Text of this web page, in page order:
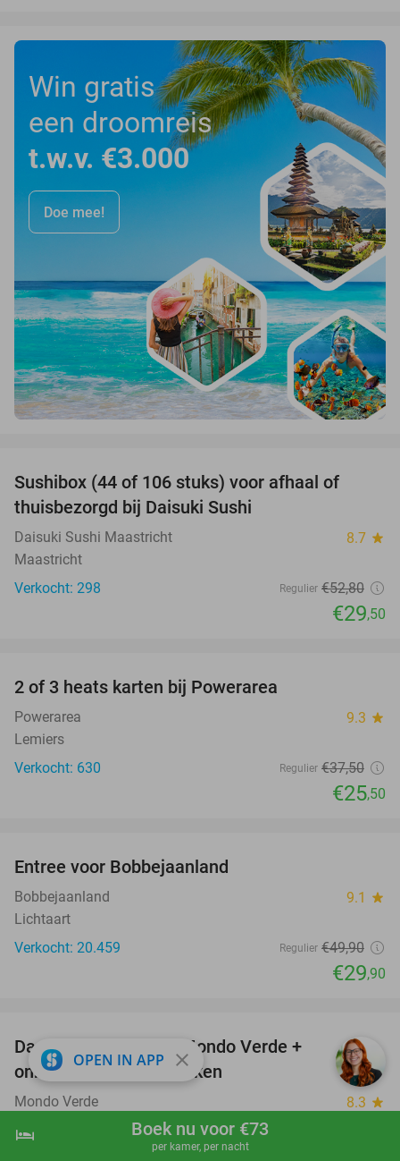
shopping_cart Boek nu
hotel Boek nu voor €73
per kamer, per nacht
Win gratis
een droomreis
t.w.v. €3.000
Doe mee!
Sushibox (44 of 106 stuks) voor afhaal of
thuisbezorgd bij Daisuki Sushi
Daisuki Sushi Maastricht 8.7 star
Maastricht
Verkocht: 298
Regulier €52,80
€29,50
2 of 3 heats karten bij Powerarea
Powerarea 9.3 star
Lemiers
Verkocht: 630
Regulier €37,50
€25,50
Entree voor Bobbejaanland
Bobbejaanland 9.1 star
Lichtaart
Verkocht: 20.459
Regulier €49,90
€29,90
25%
Dagentree voor park Mondo Verde +
onbeperkt eten en drinken
Mondo Verde 8.3 star
OPEN IN APP close